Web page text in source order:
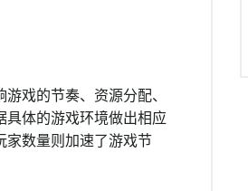
戏的节奏、资源分配、
体的游戏环境做出相应
家数量则加速了游戏节